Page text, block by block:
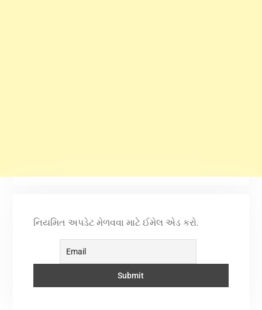
નિયમિત અપડેટ મેળવવા માટે ઈમેલ એડ કરો.